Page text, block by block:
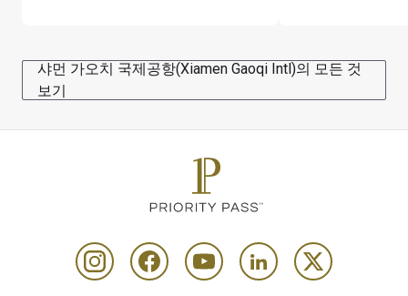
샤먼 가오치 국제공항(Xiamen Gaoqi Intl)의 모든 것
보기